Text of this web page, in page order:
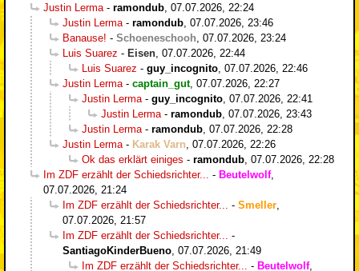
Justin Lerma - ramondub 07.07.2026, 22:24
Justin Lerma - ramondub 07.07.2026, 23:46
Banause! - Schoeneschooh 07.07.2026, 23:24
Luis Suarez - Eisen 07.07.2026, 22:44
Luis Suarez - guy_incognito 07.07.2026, 22:46
Justin Lerma - captain_gut, 07.07.2026, 22:27
Justin Lerma - guy_incognito 07.07.2026, 22:41
Justin Lerma - ramondub 07.07.2026, 23:43
Justin Lerma - ramondub 07.07.2026, 22:28
Justin Lerma - Karak Varn 07.07.2026, 22:26
Ok das erklärt einiges - ramondub 07.07.2026, 22:28
Im ZDF erzählt der Schiedsrichter...
- Beutelwolf,
07.07.2026, 21:24
Im ZDF erzählt der Schiedsrichter...
- Smeller
07.07.2026, 21:57
Im ZDF erzählt der Schiedsrichter...
-
SantiagoKinderBueno 07.07.2026, 21:49
Im ZDF erzählt der Schiedsrichter...
- Beutelwolf,